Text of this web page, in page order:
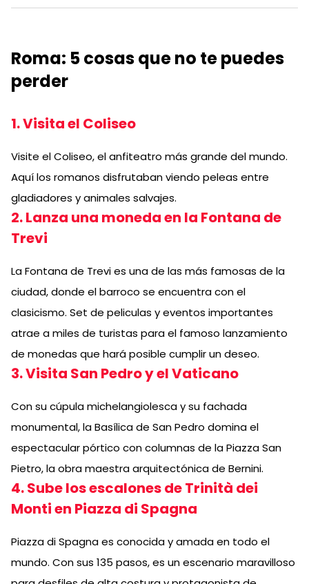
Roma: 5 cosas que no te puedes
perder
1. Visita el Coliseo
Visite el Coliseo, el anfiteatro más grande del mundo.
Aquí los romanos disfrutaban viendo peleas entre
gladiadores y animales salvajes.
2. Lanza una moneda en la Fontana de
Trevi
La Fontana de Trevi es una de las más famosas de la
ciudad, donde el barroco se encuentra con el
clasicismo. Set de peliculas y eventos importantes
atrae a miles de turistas para el famoso lanzamiento
de monedas que hará posible cumplir un deseo.
3. Visita San Pedro y el Vaticano
Con su cúpula michelangiolesca y su fachada
monumental, la Basílica de San Pedro domina el
espectacular pórtico con columnas de la Piazza San
Pietro, la obra maestra arquitectónica de Bernini.
4. Sube los escalones de Trinità dei
Monti en Piazza di Spagna
Piazza di Spagna es conocida y amada en todo el
mundo. Con sus 135 pasos, es un escenario maravilloso